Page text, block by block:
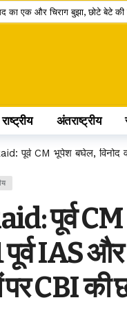
का एक और चिराग बुझा, छोटे बेटे की
2026: क्या रक्षाबंधन के दिन भारत में
10 टोल प्लाजा पर बढ़ी दरें, सफर के
में शिक्षक भर्ती का बदला तरीका, अब
चोरी होने पर उपभोक्ता आयोग का
सुरक्षा व्यवस्था पर सवाल: 14
राष्ट्रीय अंतराष्ट्रीय
पूर्व CM भूपेश बघेल, विनोद
पूर्व CM
पूर्व IAS
पर CBI की